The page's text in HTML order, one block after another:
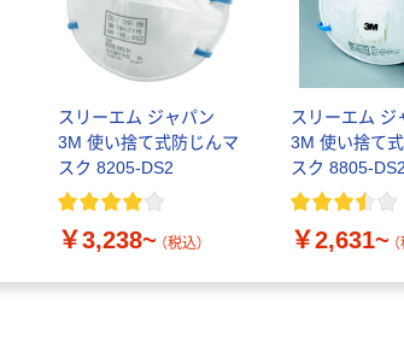
スリーエム ジャパン
3M 使い捨て式防じんマ
スク 8205-DS2
￥3,238~ （税込）
スリーエム ジ
3M 使い捨て
スク 8805-DS2
￥2,631~